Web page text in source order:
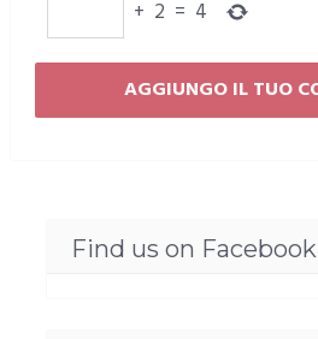
+ 2 = 4
Find us on Facebook